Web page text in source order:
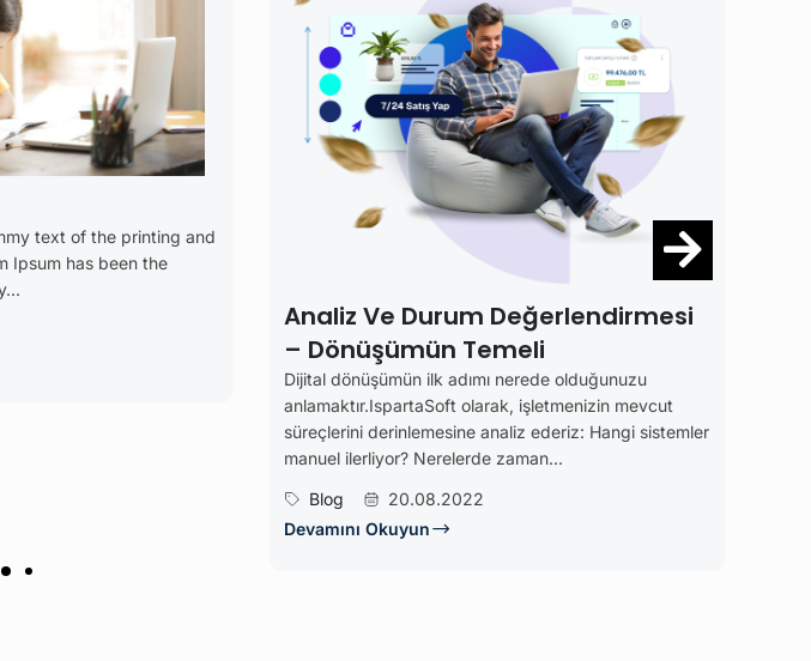
Analiz Ve Durum Değerlendirmesi
Dijital dönüşümün ilk adımı nerede olduğunuzu
anlamaktır.IspartaSoft olarak, işletmenizin mevcut
süreçlerini derinlemesine analiz ederiz: Hangi sistemler
Daha Iyi Bir Tasarımcı
Lorem Ipsum is simply dummy text of
typesetting industry. Lorem Ipsum has
industry’s standard dummy...
Blog
18.06.2022
Devamını Okuyun